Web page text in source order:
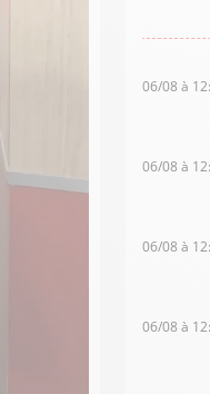
06/08 à
06/08 à
06/08 à
06/08 à